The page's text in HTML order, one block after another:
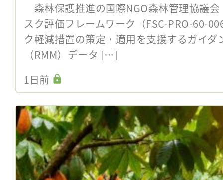
森林保護推進の国際NGO森林管理協議会
スク評価フレームワーク（FSC-PRO-60-
ク軽減措置の策定・適用を支援するガイダ
（RMM）データ […]
1日前